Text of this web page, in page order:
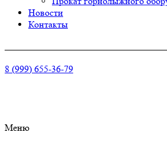
Новости
Контакты
8 (999) 655-36-79
Меню